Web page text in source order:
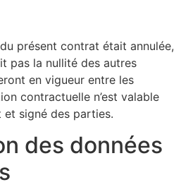
présent contrat était annulée,
pas la nullité des autres
en vigueur entre les
contractuelle n’est valable
et signé des parties.
des données